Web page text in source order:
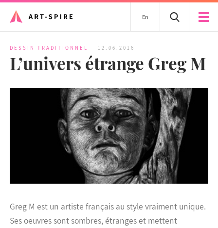
En
DESSIN TRADITIONNEL 12.06.2016
L’univers étrange Greg M
Greg M est un artiste français au style vraiment unique.
Ses oeuvres sont sombres, étranges et mettent